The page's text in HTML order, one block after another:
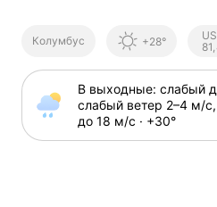
Колумбус +28°
РФ
В выходные: слабый
слабый ветер 2⁠–⁠4 м⁠/⁠
до 18 м⁠/⁠с · +30⁠°